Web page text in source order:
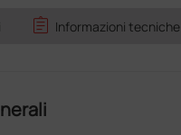
assignment Informazioni tecniche